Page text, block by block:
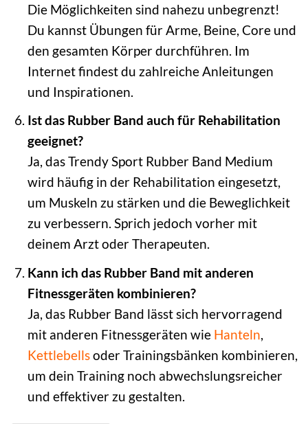
Die Möglichkeiten sind nahezu unbegrenzt!
Du kannst Übungen für Arme, Beine, Core und
den gesamten Körper durchführen. Im
Internet findest du zahlreiche Anleitungen
und Inspirationen.
Ist das Rubber Band auch für Rehabilitation
geeignet?
Ja, das Trendy Sport Rubber Band Medium
wird häufig in der Rehabilitation eingesetzt,
um Muskeln zu stärken und die Beweglichkeit
zu verbessern. Sprich jedoch vorher mit
deinem Arzt oder Therapeuten.
Kann ich das Rubber Band mit anderen
Fitnessgeräten kombinieren?
Ja, das Rubber Band lässt sich hervorragend
mit anderen Fitnessgeräten wie Hanteln,
Kettlebellsoder Trainingsbänken kombinieren,
um dein Training noch abwechslungsreicher
und effektiver zu gestalten.